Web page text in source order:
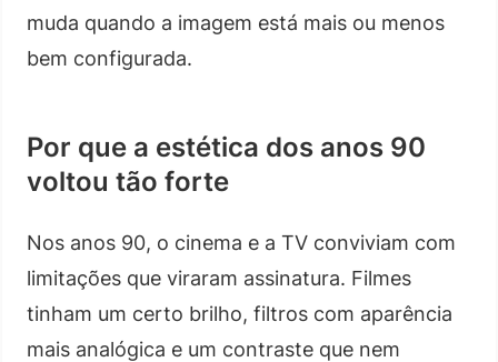
muda quando a imagem está mais ou menos
bem configurada.
Por que a estética dos anos 90
voltou tão forte
Nos anos 90, o cinema e a TV conviviam com
limitações que viraram assinatura. Filmes
tinham um certo brilho, filtros com aparência
mais analógica e um contraste que nem